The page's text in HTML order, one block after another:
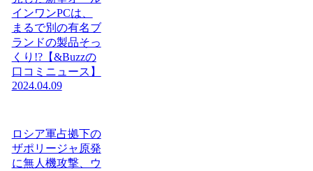
インワンPCは、
まるで別の有名ブ
ランドの製品そっ
くり!?【&Buzzの
口コミニュース】
2024.04.09
ロシア軍占拠下の
ザポリージャ原発
に無人機攻撃、ウ